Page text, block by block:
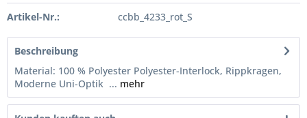
Artikel-Nr.: ccbb_4233_rot_S
Beschreibung
Material: 100 % Polyester Polyester-Interlock, Rippkragen,
Moderne Uni-Optik ... mehr